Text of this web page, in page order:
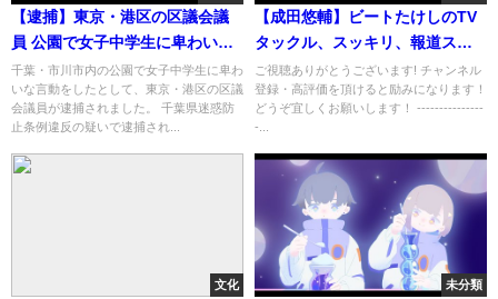
【逮捕】東京・港区の区議会議
員 公園で女子中学生に卑わいな
言動か
千葉・市川市内の公園で女子中学生に卑わ
いな言動をしたとして、東京・港区の区議
会議員が逮捕されました。 千葉県迷惑防
止条例違反の疑いで逮捕され...
【成田悠輔】ビートたけしのTV
タックル、スッキリ、報道ステ
ーションとメディアに引っ張り
だこの成田先生出演まとめ 削除
依頼のあった動画完全版 【成田
東大学/初耳学/林修】
ご視聴ありがとうございます! チャンネル
登録・高評価を頂けると励みになります！
どうぞ宜しくお願いします！ ---------------
-...
文化 未分類